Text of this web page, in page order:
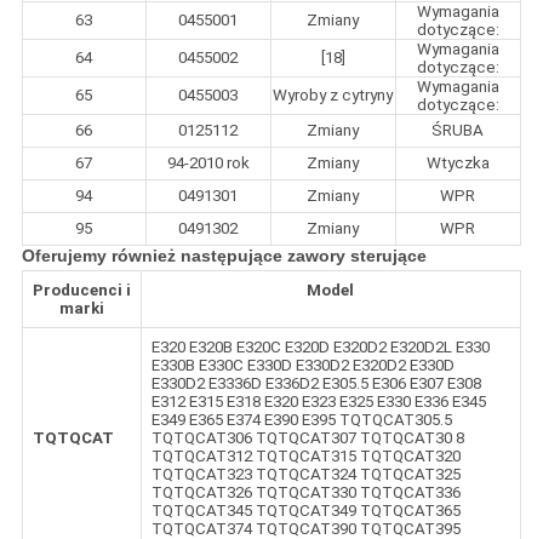
63
0455001 Zmiany
Wymagania
dotyczące:
64
0455002 [18]
Wymagania
dotyczące:
65
0455003 Wyroby z cytryny
Wymagania
dotyczące:
66
0125112 Zmiany
ŚRUBA
67
94-2010 rok Zmiany
Wtyczka
94
0491301 Zmiany
WPR
95
0491302 Zmiany WPR
Oferujemy również następujące zawory sterujące
Producenci i
marki
Model
TQTQCAT
E320 E320B E320C E320D E320D2 E320D2L E330
E330B E330C E330D E330D2 E320D2 E330D
E330D2 E3336D E336D2 E305.5 E306 E307 E308
E312 E315 E318 E320 E323 E325 E330 E336 E345
E349 E365 E374 E390 E395 TQTQCAT305.5
TQTQCAT306 TQTQCAT307 TQTQCAT30 8
TQTQCAT312 TQTQCAT315 TQTQCAT320
TQTQCAT323 TQTQCAT324 TQTQCAT325
TQTQCAT326 TQTQCAT330 TQTQCAT336
TQTQCAT345 TQTQCAT349 TQTQCAT365
TQTQCAT374 TQTQCAT390 TQTQCAT395